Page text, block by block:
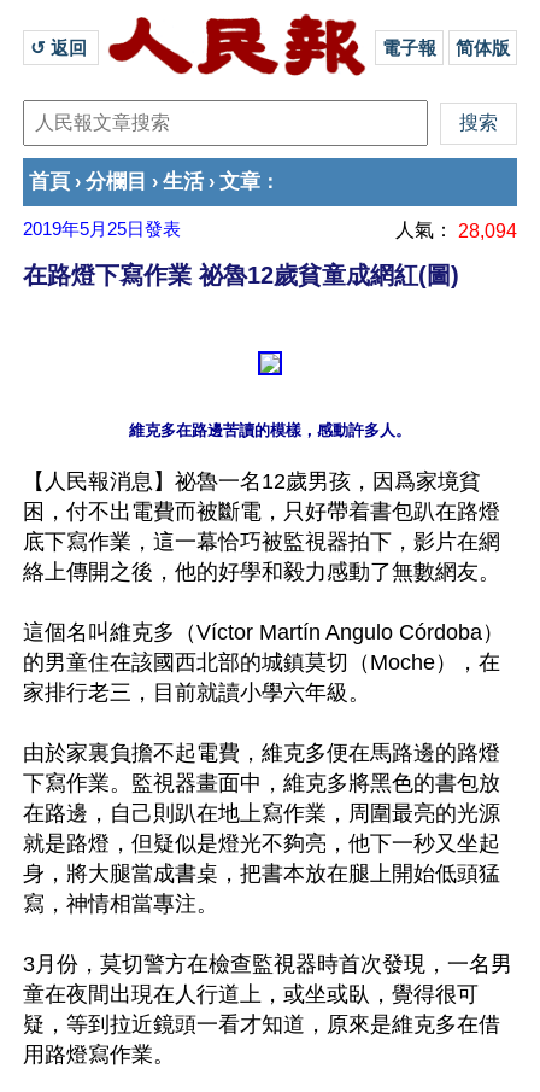
↺ 返回 電子報 简体版
首頁 › 分欄目 › 生活 › 文章 ：
2019年5月25日發表 人氣： 28,094
在路燈下寫作業 祕魯12歲貧童成網紅(圖)
【人民報消息】祕魯一名12歲男孩，因爲家境貧
困，付不出電費而被斷電，只好帶着書包趴在路燈
底下寫作業，這一幕恰巧被監視器拍下，影片在網
絡上傳開之後，他的好學和毅力感動了無數網友。
這個名叫維克多（Víctor Martín Angulo Córdoba）
的男童住在該國西北部的城鎮莫切（Moche），在
家排行老三，目前就讀小學六年級。
由於家裏負擔不起電費，維克多便在馬路邊的路燈
下寫作業。監視器畫面中，維克多將黑色的書包放
在路邊，自己則趴在地上寫作業，周圍最亮的光源
就是路燈，但疑似是燈光不夠亮，他下一秒又坐起
身，將大腿當成書桌，把書本放在腿上開始低頭猛
寫，神情相當專注。
3月份，莫切警方在檢查監視器時首次發現，一名男
童在夜間出現在人行道上，或坐或臥，覺得很可
疑，等到拉近鏡頭一看才知道，原來是維克多在借
用路燈寫作業。